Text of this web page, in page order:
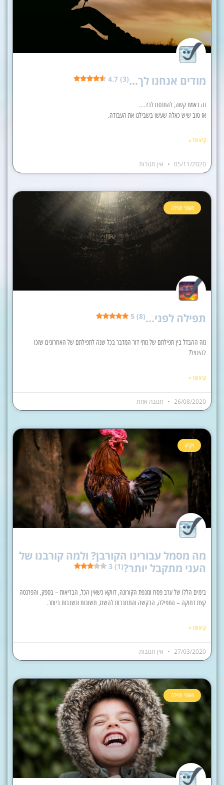
מודים אנחנו לך…4.7 (3)
זה באמת קשה, להתנסח לבד….
אז טוב שיש כאלה שעשו בשבילנו את העבודה.
קרא עוד »
05/11/2020 אין תגובות
מאמרי תפילה
תפילה לפני…5 (8)
מה ההבדל בין תפילתם של מתי דור המדבר בכל שנה לתפילתם של האחרונים שזכו
להינצל?
קרא עוד »
26/08/2020 תגובה אחת
ויקרא
מה מסמל עבורינו הקורבן? ולמה קורבנו של
העני מתקבל יותר?3 (1)
בימים הללו של ערב פסח ומגפת הקורונה, דווקא כשאין הכל, הבריאות – בספק, והפרנסה
קצת דחוקה – התפילה, הבקשה והתחברות להשם, חשובות ונשגבות ביותר.
קרא עוד »
27/03/2020 אין תגובות
מאמרי תפילה